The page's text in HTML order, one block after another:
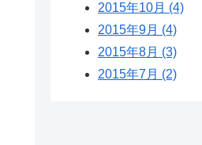
2015年10月 (4)
2015年9月 (4)
2015年8月 (3)
2015年7月 (2)